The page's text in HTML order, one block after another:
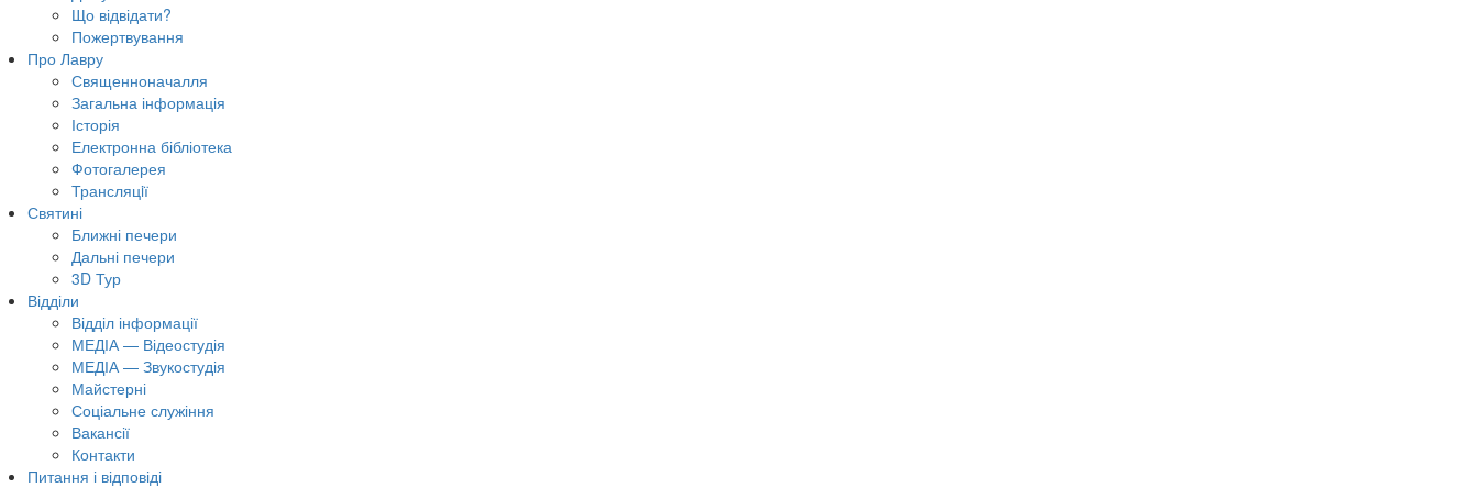
Що відвідати?
Пожертвування
Про Лавру
Священноначалля
Загальна інформація
Історія
Електронна бібліотека
Фотогалерея
Трансляцiї
Святині
Ближні печери
Дальні печери
3D Тур
Відділи
Відділ інформації
МЕДІА — Відеостудія
МЕДІА — Звукостудія
Майстерні
Соціальне служіння
Вакансії
Контакти
Питання і відповіді